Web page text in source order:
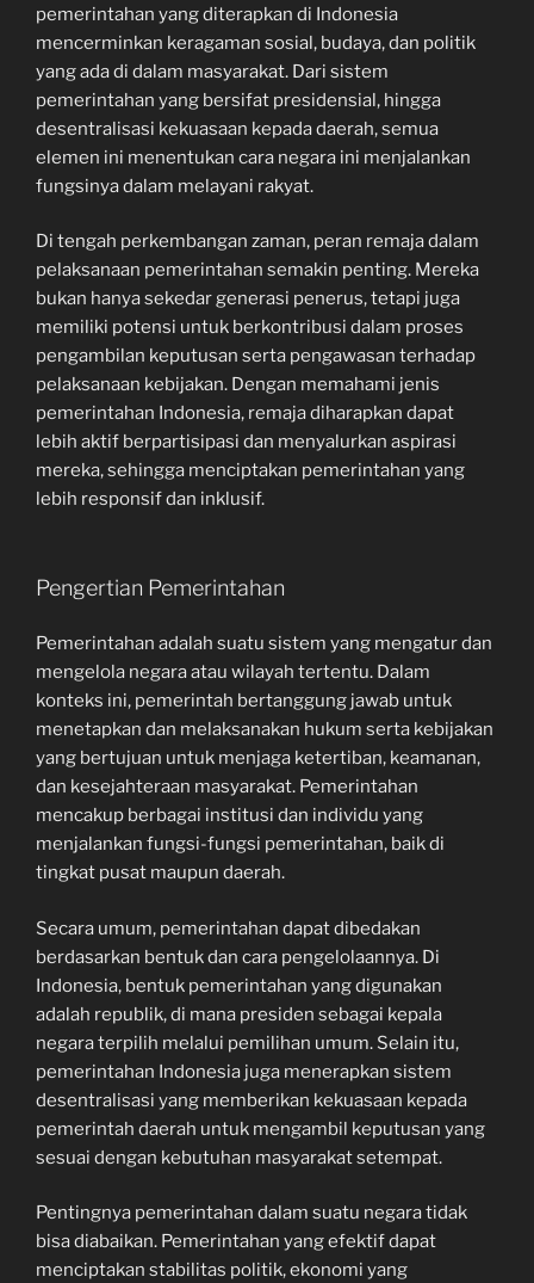
pemerintahan yang diterapkan di Indonesia
mencerminkan keragaman sosial, budaya, dan politik
yang ada di dalam masyarakat. Dari sistem
pemerintahan yang bersifat presidensial, hingga
desentralisasi kekuasaan kepada daerah, semua
elemen ini menentukan cara negara ini menjalankan
fungsinya dalam melayani rakyat.
Di tengah perkembangan zaman, peran remaja dalam
pelaksanaan pemerintahan semakin penting. Mereka
bukan hanya sekedar generasi penerus, tetapi juga
memiliki potensi untuk berkontribusi dalam proses
pengambilan keputusan serta pengawasan terhadap
pelaksanaan kebijakan. Dengan memahami jenis
pemerintahan Indonesia, remaja diharapkan dapat
lebih aktif berpartisipasi dan menyalurkan aspirasi
mereka, sehingga menciptakan pemerintahan yang
lebih responsif dan inklusif.
Pengertian Pemerintahan
Pemerintahan adalah suatu sistem yang mengatur dan
mengelola negara atau wilayah tertentu. Dalam
konteks ini, pemerintah bertanggung jawab untuk
menetapkan dan melaksanakan hukum serta kebijakan
yang bertujuan untuk menjaga ketertiban, keamanan,
dan kesejahteraan masyarakat. Pemerintahan
mencakup berbagai institusi dan individu yang
menjalankan fungsi-fungsi pemerintahan, baik di
tingkat pusat maupun daerah.
Secara umum, pemerintahan dapat dibedakan
berdasarkan bentuk dan cara pengelolaannya. Di
Indonesia, bentuk pemerintahan yang digunakan
adalah republik, di mana presiden sebagai kepala
negara terpilih melalui pemilihan umum. Selain itu,
pemerintahan Indonesia juga menerapkan sistem
desentralisasi yang memberikan kekuasaan kepada
pemerintah daerah untuk mengambil keputusan yang
sesuai dengan kebutuhan masyarakat setempat.
Pentingnya pemerintahan dalam suatu negara tidak
bisa diabaikan. Pemerintahan yang efektif dapat
menciptakan stabilitas politik, ekonomi yang